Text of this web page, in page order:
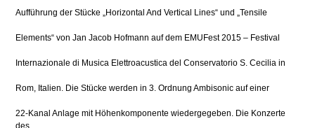
Aufführung der Stücke „Horizontal And Vertical Lines“ und „Tensile
Elements“ von Jan Jacob Hofmann auf dem EMUFest 2015 – Festival
Internazionale di Musica Elettroacustica del Conservatorio S. Cecilia in
Rom, Italien. Die Stücke werden in 3. Ordnung Ambisonic auf einer
22-Kanal Anlage mit Höhenkomponente wiedergegeben. Die Konzerte
des